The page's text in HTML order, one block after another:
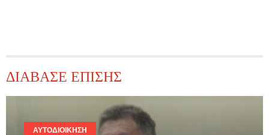
ΔΙΑΒΑΣΕ ΕΠΙΣΗΣ
ΑΥΤΟΔΙΟΊΚΗΣΗ